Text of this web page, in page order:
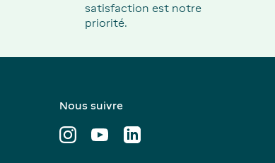
satisfaction est notre
priorité.
Nous suivre